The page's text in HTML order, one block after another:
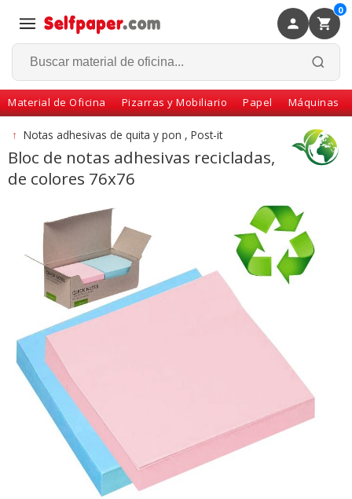
0
Material de Oficina Pizarras y Mobiliario Papel Máquinas
Volver
↑ Notas adhesivas de quita y pon , Post-it
Bloc de notas adhesivas recicladas,
de colores 76x76